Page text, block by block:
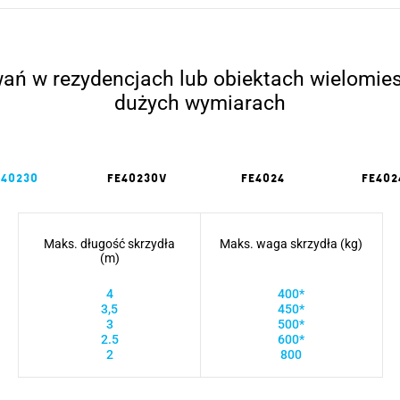
w rezydencjach lub obiektach
dużych wymiarach
FE40230V FE4024
Maks. długość skrzydła
(m)
4
3,5
3
2.5
2
Maks. waga skrzydła (kg)
400*
450*
500*
600*
800